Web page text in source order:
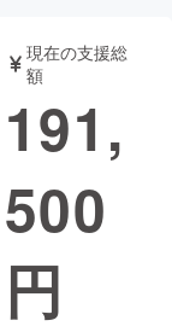
音楽
ゲーム・サ
現在の支援総
額
191,
500
円